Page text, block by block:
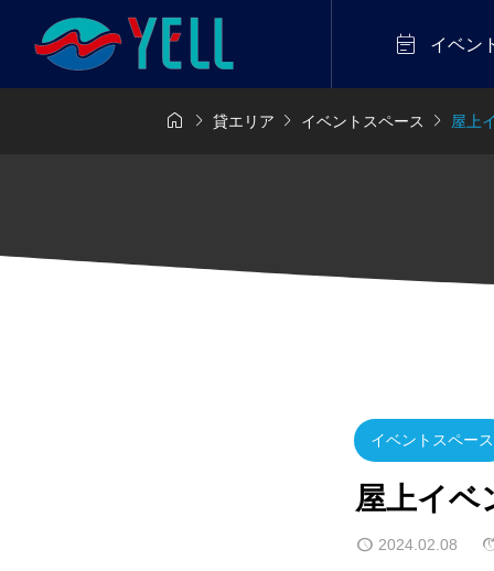
 イベン
  貸エリア  イベントスペース  屋上
イベントスペース
屋上イベ
2024.02.08